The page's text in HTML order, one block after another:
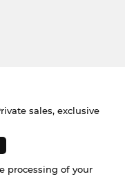
sales, exclusive
processing of your